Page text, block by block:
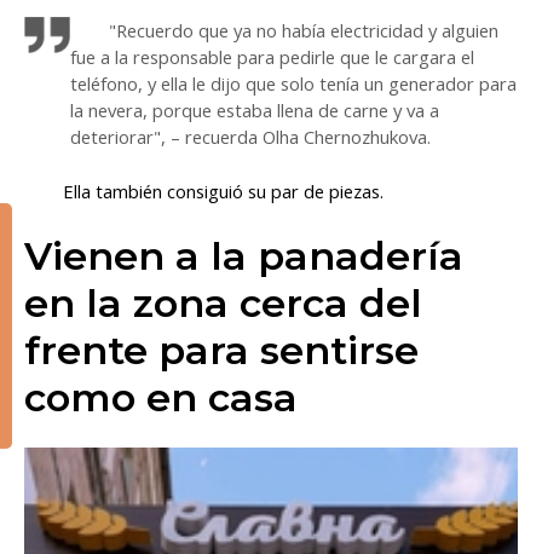
"Recuerdo que ya no había electricidad y alguien
fue a la responsable para pedirle que le cargara el
teléfono, y ella le dijo que solo tenía un generador para
la nevera, porque estaba llena de carne y va a
deteriorar", – recuerda Olha Chernozhukova.
Ella también consiguió su par de piezas.
Vienen a la panadería
en la zona cerca del
frente para sentirse
como en casa